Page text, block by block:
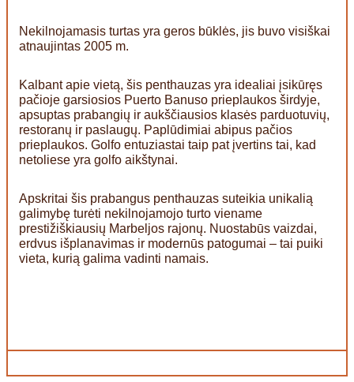
Nekilnojamasis turtas yra geros būklės, jis buvo visiškai
atnaujintas 2005 m.
Kalbant apie vietą, šis penthauzas yra idealiai įsikūręs
pačioje garsiosios Puerto Banuso prieplaukos širdyje,
apsuptas prabangių ir aukščiausios klasės parduotuvių,
restoranų ir paslaugų. Paplūdimiai abipus pačios
prieplaukos. Golfo entuziastai taip pat įvertins tai, kad
netoliese yra golfo aikštynai.
Apskritai šis prabangus penthauzas suteikia unikalią
galimybę turėti nekilnojamojo turto viename
prestižiškiausių Marbeljos rajonų. Nuostabūs vaizdai,
erdvus išplanavimas ir modernūs patogumai – tai puiki
vieta, kurią galima vadinti namais.